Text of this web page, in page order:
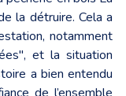
la détruire. Cela a
notamment
et la situation
a bien entendu